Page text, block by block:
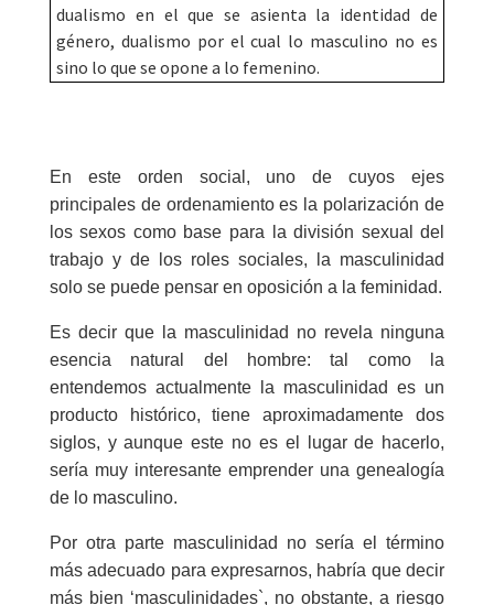
dualismo en el que se asienta la identidad de
género, dualismo por el cual lo masculino no es
sino lo que se opone a lo femenino.
En este orden social, uno de cuyos ejes
principales de ordenamiento es la polarización de
los sexos como base para la división sexual del
trabajo y de los roles sociales, la masculinidad
solo se puede pensar en oposición a la feminidad.
Es decir que la masculinidad no revela ninguna
esencia natural del hombre: tal como la
entendemos actualmente la masculinidad es un
producto histórico, tiene aproximadamente dos
siglos, y aunque este no es el lugar de hacerlo,
sería muy interesante emprender una genealogía
de lo masculino.
Por otra parte masculinidad no sería el término
más adecuado para expresarnos, habría que decir
más bien ‘masculinidades`, no obstante, a riesgo